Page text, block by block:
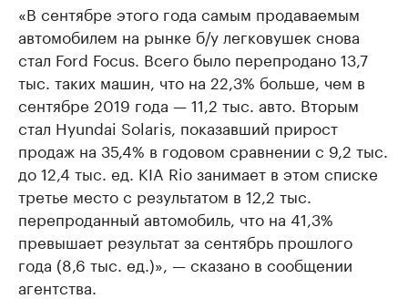
«В сентябре этого года самым продаваемым
автомобилем на рынке б/у легковушек снова
стал Ford Focus. Всего было перепродано 13,7
тыс. таких машин, что на 22,3% больше, чем в
сентябре 2019 года — 11,2 тыс. авто. Вторым
стал Hyundai Solaris, показавший прирост
продаж на 35,4% в годовом сравнении с 9,2 тыс.
до 12,4 тыс. ед. KIA Rio занимает в этом списке
третье место с результатом в 12,2 тыс.
перепроданный автомобиль, что на 41,3%
превышает результат за сентябрь прошлого
года (8,6 тыс. ед.)», — сказано в сообщении
агентства.